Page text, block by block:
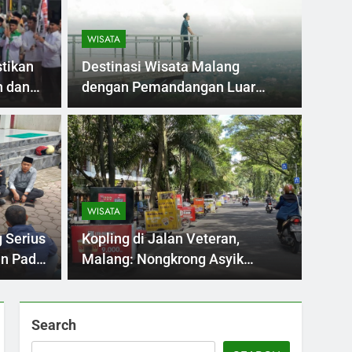
Veteran, Malang:
Sambil Nikmati
Malang, kini jadi perbincangan hangat
dan
WISATA
Destinasi Wisata Malang
dengan Pemandangan Luar
Biasa Skyland
Serius
Pada
WISATA
Kopling di Jalan Veteran,
Malang: Nongkrong Asyik
Sambil Nikmati Kopi Kekinian
Search